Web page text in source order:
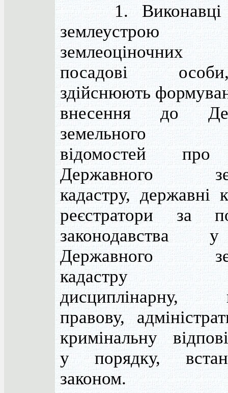
1. Виконавці
посадові
здійснюють
внесення до
земельного
відомостей про
Державного
кадастру, державні
реєстратори за
законодавства
Державного
кадастру
дисциплінарну,
правову,
кримінальну
у порядку,
законом.